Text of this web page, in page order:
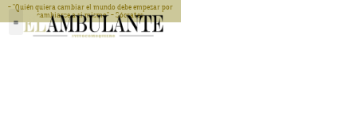
- "Quién quiera cambiar el mundo debe empezar por
cambiarse a si mismo" - Sócrates